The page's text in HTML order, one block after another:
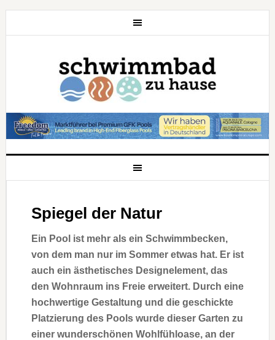
Spiegel der Natur
Ein Pool ist mehr als ein Schwimmbecken,
von dem man nur im Sommer etwas hat. Er ist
auch ein ästhetisches Designelement, das
den Wohnraum ins Freie erweitert. Durch eine
hochwertige Gestaltung und die geschickte
Platzierung des Pools wurde dieser Garten zu
einer wunderschönen Wohlfühloase, an der